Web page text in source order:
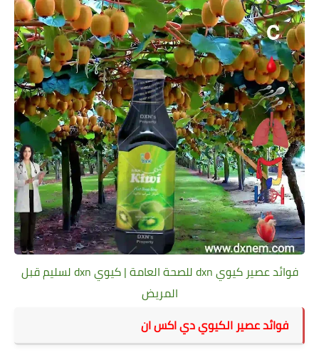
فوائد عصير كيوي dxn للصحة العامة | كيوي dxn لسليم قبل
المريض
فوائد عصير الكيوي دي اكس ان